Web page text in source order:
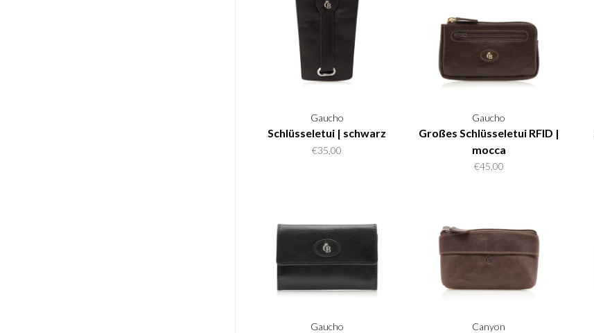
Gaucho
Schlüsseletui | schwarz
€35,00
Gaucho
Großes Schlüsseletui RFID |
mocca
€45,00
Gaucho Canyon